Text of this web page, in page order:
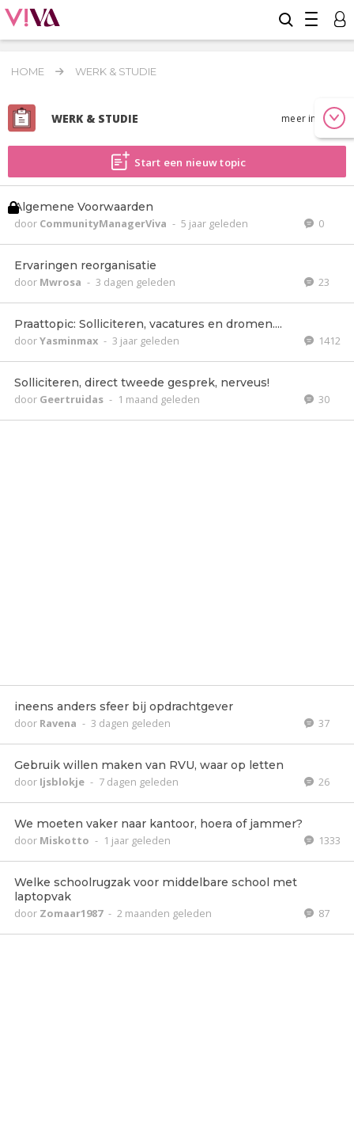
HOME WERK & STUDIE
WERK & STUDIE meer info
Start een nieuw topic
Algemene Voorwaarden
door CommunityManagerViva - 5 jaar geleden 0
Ervaringen reorganisatie
door Mwrosa - 3 dagen geleden 23
Praattopic: Solliciteren, vacatures en dromen....
doorYasminmax - 3 jaar geleden 1412
Solliciteren, direct tweede gesprek, nerveus!
door Geertruidas - 1 maand geleden 30
ineens anders sfeer bij opdrachtgever
door Ravena - 3 dagen geleden 37
Gebruik willen maken van RVU, waar op letten
door Ijsblokje - 7 dagen geleden 26
We moeten vaker naar kantoor, hoera of jammer?
door Miskotto - 1 jaar geleden 1333
Welke schoolrugzak voor middelbare school met
laptopvak
door Zomaar1987 - 2 maanden geleden 87